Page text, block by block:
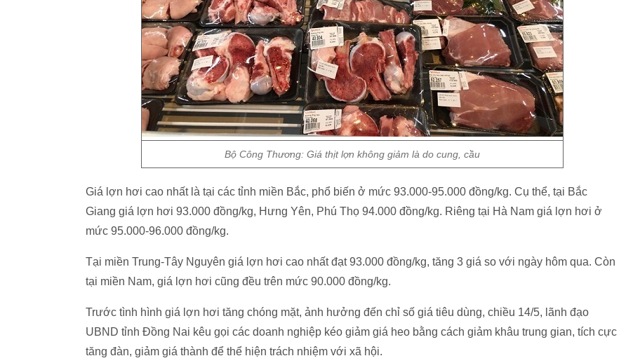
Bộ Công Thương: Giá thịt lợn không giảm là do cung, cầu
Giá lợn hơi cao nhất là tại các tỉnh miền Bắc, phổ biến ở mức 93.000-95.000 đồng/kg. Cụ thể, tại Bắc
Giang giá lợn hơi 93.000 đồng/kg, Hưng Yên, Phú Thọ 94.000 đồng/kg. Riêng tại Hà Nam giá lợn hơi ở
mức 95.000-96.000 đồng/kg.
Tại miền Trung-Tây Nguyên giá lợn hơi cao nhất đạt 93.000 đồng/kg, tăng 3 giá so với ngày hôm qua. Còn
tại miền Nam, giá lợn hơi cũng đều trên mức 90.000 đồng/kg.
Trước tình hình giá lợn hơi tăng chóng mặt, ảnh hưởng đến chỉ số giá tiêu dùng, chiều 14/5, lãnh đạo
UBND tỉnh Đồng Nai kêu gọi các doanh nghiệp kéo giảm giá heo bằng cách giảm khâu trung gian, tích cực
tăng đàn, giảm giá thành để thể hiện trách nhiệm với xã hội.